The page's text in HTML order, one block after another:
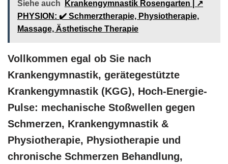
Siehe auch
Krankengymnastik Rosengarten | ↗️
PHYSION: ✔️ Schmerztherapie, Physiotherapie,
Massage, Ästhetische Therapie
Vollkommen egal ob Sie nach
Krankengymnastik, gerätegestützte
Krankengymnastik (KGG), Hoch-Energie-
Pulse: mechanische Stoßwellen gegen
Schmerzen, Krankengymnastik &
Physiotherapie, Physiotherapie und
chronische Schmerzen Behandlung,